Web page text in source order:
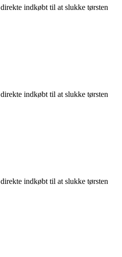
indkøbt til at slukke tørsten
indkøbt til at slukke tørsten
indkøbt til at slukke tørsten